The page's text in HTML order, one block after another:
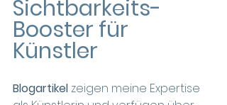
Sichtbarkeits-
Booster für
Künstler
Blogartikel zeigen meine Expertise